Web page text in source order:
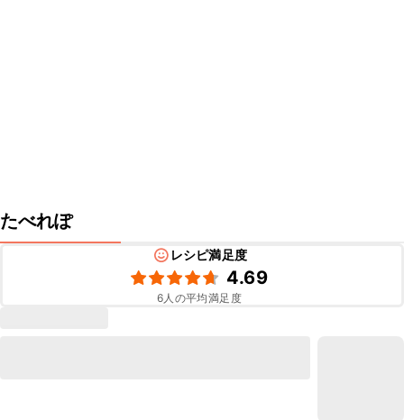
たべれぽ
レシピ満足度
4.69
6人の平均満足度